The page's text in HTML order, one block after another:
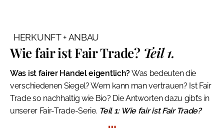
HERKUNFT + ANBAU
Wie fair ist Fair Trade? Teil 1.
Was ist fairer Handel eigentlich?Was bedeuten die
verschiedenen Siegel? Wem kann man vertrauen? Ist Fair
Trade so nachhaltig wie Bio? Die Antworten dazu gibt’s in
unserer Fair-Trade-Serie. Teil 1: Wie fair ist Fair Trade?
…